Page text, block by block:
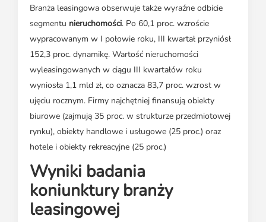
Branża leasingowa obserwuje także wyraźne odbicie
segmentu nieruchomości. Po 60,1 proc. wzroście
wypracowanym w I połowie roku, III kwartał przyniósł
152,3 proc. dynamikę. Wartość nieruchomości
wyleasingowanych w ciągu III kwartałów roku
wyniosła 1,1 mld zł, co oznacza 83,7 proc. wzrost w
ujęciu rocznym. Firmy najchętniej finansują obiekty
biurowe (zajmują 35 proc. w strukturze przedmiotowej
rynku), obiekty handlowe i usługowe (25 proc.) oraz
hotele i obiekty rekreacyjne (25 proc.)
Wyniki badania
koniunktury branży
leasingowej